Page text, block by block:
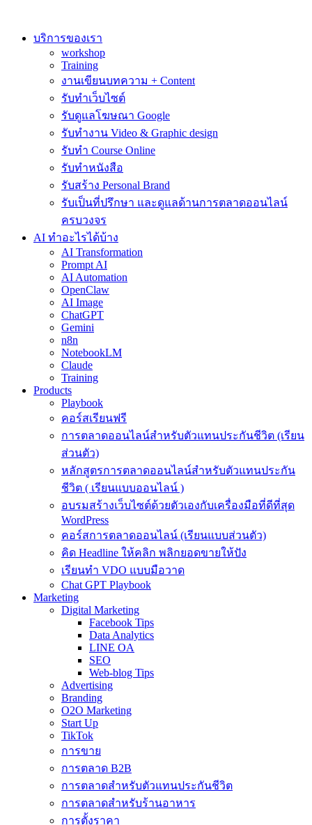
contentบริการของเรา
workshop
Training
งานเขียนบทความ + Content
รับทำเว็บไซต์
รับดูแลโฆษณา Google
รับทำงาน Video & Graphic design
รับทำ Course Online
รับทำหนังสือ
รับสร้าง Personal Brand
รับเป็นที่ปรึกษา และดูแลด้านการตลาดออนไลน์
ครบวงจร
AI ทำอะไรได้บ้าง
AI Transformation
Prompt AI
AI Automation
OpenClaw
AI Image
ChatGPT
Gemini
n8n
NotebookLM
Claude
Training
Products
Playbook
คอร์สเรียนฟรี
การตลาดออนไลน์สำหรับตัวแทนประกันชีวิต (เรียน
ส่วนตัว)
หลักสูตรการตลาดออนไลน์สำหรับตัวแทนประกัน
ชีวิต ( เรียนแบบออนไลน์ )
อบรมสร้างเว็บไซต์ด้วยตัวเองกับเครื่องมือที่ดีที่สุด
WordPress
คอร์สการตลาดออนไลน์ (เรียนแบบส่วนตัว)
คิด Headline ให้คลิก พลิกยอดขายให้ปัง
เรียนทำ VDO แบบมือวาด
Chat GPT Playbook
Marketing
Digital Marketing
Facebook Tips
Data Analytics
LINE OA
SEO
Web-blog Tips
Advertising
Branding
O2O Marketing
Start Up
TikTok
การขาย
การตลาด B2B
การตลาดสำหรับตัวแทนประกันชีวิต
การตลาดสำหรับร้านอาหาร
การตั้งราคา